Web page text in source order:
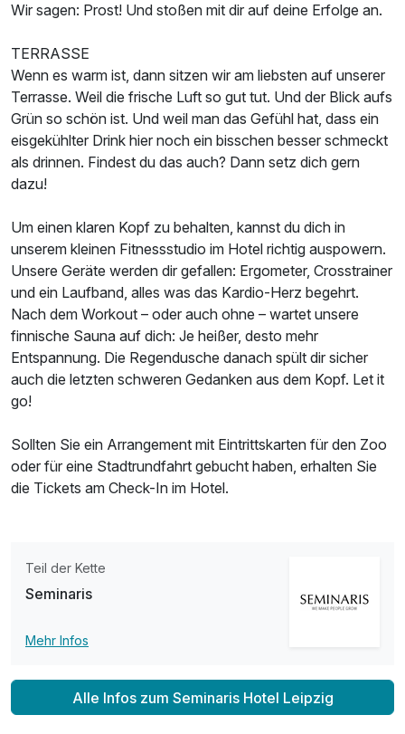
Wir sagen: Prost! Und stoßen mit dir auf deine Erfolge an.
TERRASSE
Wenn es warm ist, dann sitzen wir am liebsten auf unserer
Terrasse. Weil die frische Luft so gut tut. Und der Blick aufs
Grün so schön ist. Und weil man das Gefühl hat, dass ein
eisgekühlter Drink hier noch ein bisschen besser schmeckt
als drinnen. Findest du das auch? Dann setz dich gern
dazu!
Um einen klaren Kopf zu behalten, kannst du dich in
unserem kleinen Fitnessstudio im Hotel richtig auspowern.
Unsere Geräte werden dir gefallen: Ergometer, Crosstrainer
und ein Laufband, alles was das Kardio-Herz begehrt.
Nach dem Workout – oder auch ohne – wartet unsere
finnische Sauna auf dich: Je heißer, desto mehr
Entspannung. Die Regendusche danach spült dir sicher
auch die letzten schweren Gedanken aus dem Kopf. Let it
go!
Sollten Sie ein Arrangement mit Eintrittskarten für den Zoo
oder für eine Stadtrundfahrt gebucht haben, erhalten Sie
die Tickets am Check-In im Hotel.
Teil der Kette
Seminaris
Mehr Infos
Alle Infos zum Seminaris Hotel Leipzig